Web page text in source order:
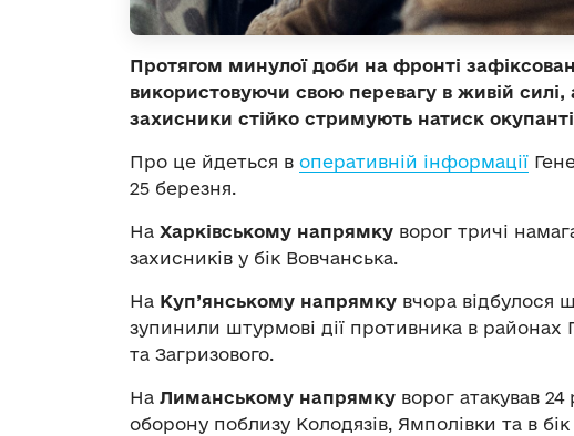
Протягом минулої доби на фронті
використовуючи свою перевагу в живій силі,
захисники стійко стримують натиск
Про це йдеться в оперативній інформації
25 березня.
На Харківському напрямку ворог тричі
захисників у бік Вовчанська.
На Куп’янському напрямку вчора відбулося
зупинили штурмові дії противника в районах
та Загризового.
На Лиманському напрямку ворог атакував
оборону поблизу Колодязів, Ямполівки та в